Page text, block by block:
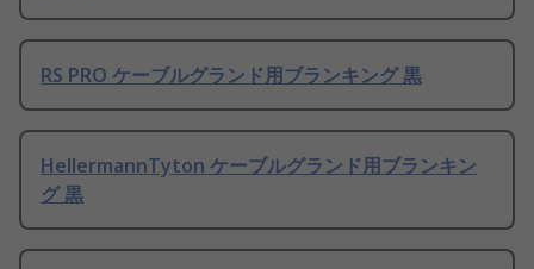
RS PRO ケーブルグランド用ブランキング 黒
HellermannTyton ケーブルグランド用ブランキン
グ 黒